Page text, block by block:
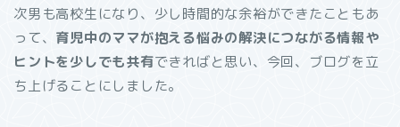
次男も高校生になり、少し時間的な余裕ができたこともあ
って、 育児中のママが抱える悩みの解決につながる情報や
ヒントを少しでも共有できればと思い、今回、ブログを立
ち上げることにしました。